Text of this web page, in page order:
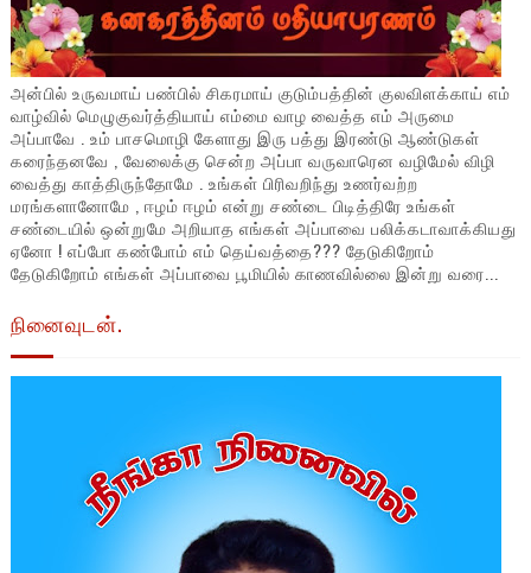
அன்பில் உருவமாய் பண்பில் சிகரமாய் குடும்பத்தின் குலவிளக்காய் எம்
வாழ்வில் மெழுகுவர்த்தியாய் எம்மை வாழ வைத்த எம் அருமை
அப்பாவே . உம் பாசமொழி கேளாது இரு பத்து இரண்டு ஆண்டுகள்
கரைந்தனவே , வேலைக்கு சென்ற அப்பா வருவாரென வழிமேல் விழி
வைத்து காத்திருந்தோமே . உங்கள் பிரிவறிந்து உணர்வற்ற
மரங்களானோமே , ஈழம் ஈழம் என்று சண்டை பிடித்திரே உங்கள்
சண்டையில் ஒன்றுமே அறியாத எங்கள் அப்பாவை பலிக்கடாவாக்கியது
ஏனோ ! எப்போ கண்போம் எம் தெய்வத்தை??? தேடுகிறோம்
தேடுகிறோம் எங்கள் அப்பாவை பூமியில் காணவில்லை இன்று வரை...
நினைவுடன்.